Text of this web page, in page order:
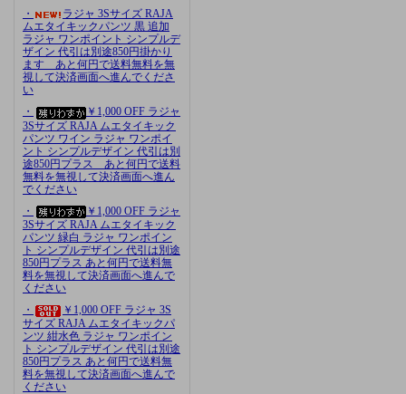
・
ラジャ 3Sサイズ RAJA
ムエタイキックパンツ 黒 追加
ラジャ ワンポイント シンプルデ
ザイン 代引は別途850円掛かり
ます あと何円で送料無料を無
視して決済画面へ進んでくださ
い
・
￥1,000 OFF ラジャ
3Sサイズ RAJA ムエタイキック
パンツ ワイン ラジャ ワンポイ
ント シンプルデザイン 代引は別
途850円プラス あと何円で送料
無料を無視して決済画面へ進ん
でください
・
￥1,000 OFF ラジャ
3Sサイズ RAJA ムエタイキック
パンツ 緑白 ラジャ ワンポイン
ト シンプルデザイン 代引は別途
850円プラス あと何円で送料無
料を無視して決済画面へ進んで
ください
・
￥1,000 OFF ラジャ 3S
サイズ RAJA ムエタイキックパ
ンツ 紺水色 ラジャ ワンポイン
ト シンプルデザイン 代引は別途
850円プラス あと何円で送料無
料を無視して決済画面へ進んで
ください